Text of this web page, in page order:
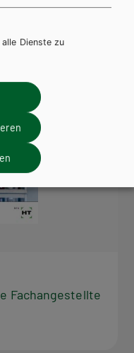
Fachangestellte
Dienste zu